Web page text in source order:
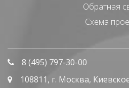
Обратная
Схема
8 (495) 797-30-00
108811, г. Москва,